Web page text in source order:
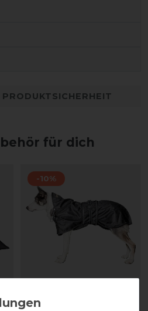
für dich
-10%
Back on Track Hunde